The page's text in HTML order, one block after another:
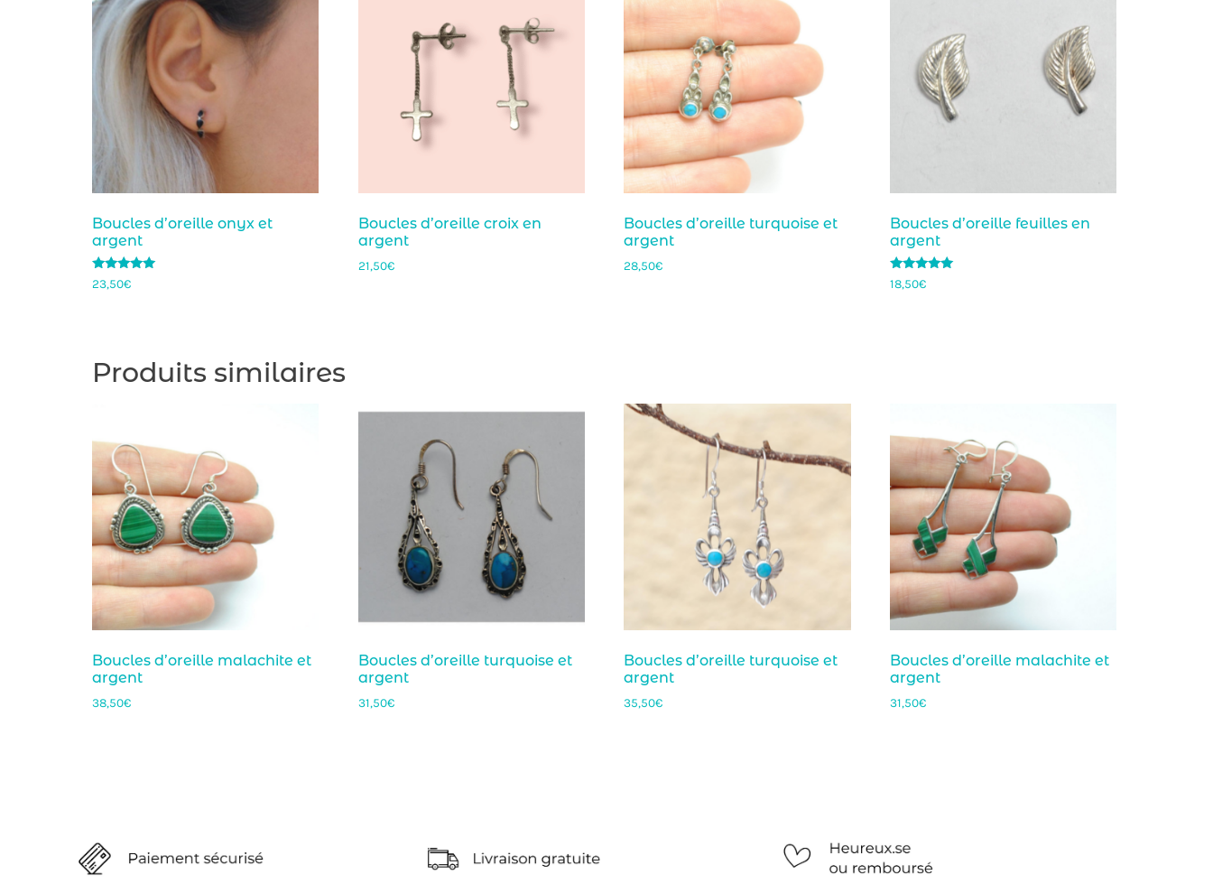
Boucles d’oreille onyx et
argent
Note
5.00
23,50€
Boucles d’oreille croix en
argent
21,50€
Boucles d’oreille turquoise et
argent
28,50€
Boucles d’oreille feuilles en
argent
Note
5.00
18,50€
Produits similaires
Boucles d’oreille malachite et
argent
38,50€
Boucles d’oreille turquoise et
argent
31,50€
Boucles d’oreille turquoise et
argent
35,50€
Boucles d’oreille malachite et
argent
31,50€